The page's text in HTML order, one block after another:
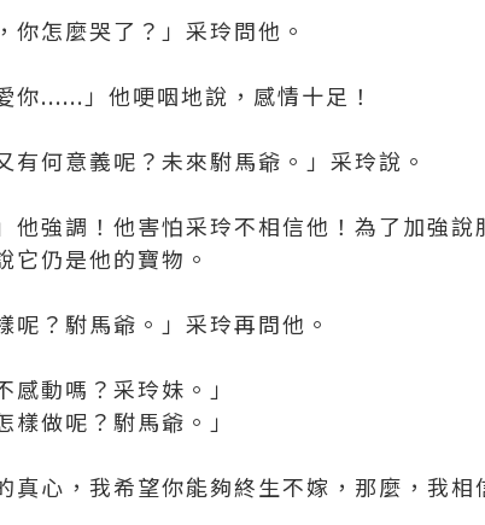
你怎麼哭了？」采玲問他。
你......」他哽咽地說，感情十足！
有何意義呢？未來駙馬爺。」采玲說。
他強調！他害怕采玲不相信他！為了加強說
它仍是他的寶物。
呢？駙馬爺。」采玲再問他。
動嗎？采玲妹。」
做呢？駙馬爺。」
真心，我希望你能夠終生不嫁，那麼，我